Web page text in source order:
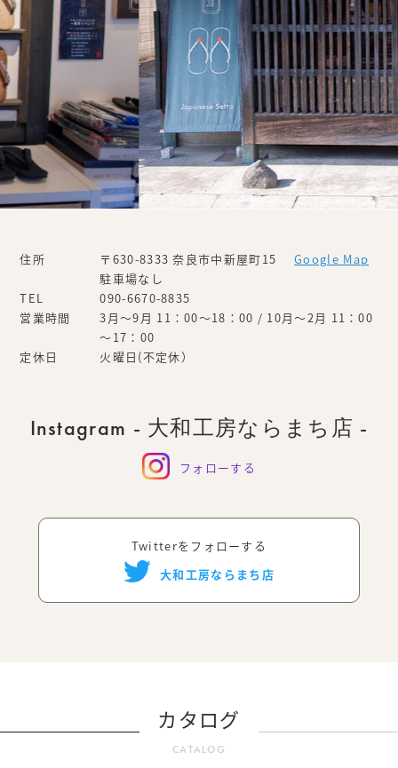
住所 〒630-8333 奈良市中新屋町15
Google Map
駐車場なし
TEL
090-6670-8835
営業時間
3月～9月 11：00～18：00 / 10月～2月 11：00
～17：00
定休日
火曜日(不定休）
Instagram - 大和工房ならまち店 -
フォローする
Twitterをフォローする
大和工房ならまち店
カタログ
CATALOG